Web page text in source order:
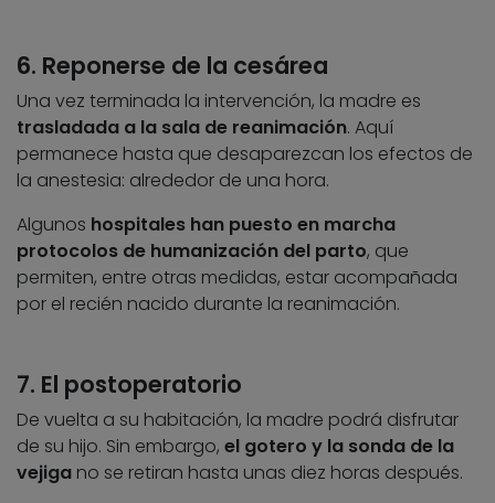
6. Reponerse de la cesárea
Una vez terminada la intervención, la madre es
trasladada a la sala de reanimación. Aquí
permanece hasta que desaparezcan los efectos de
la anestesia: alrededor de una hora.
Algunos hospitales han puesto en marcha
protocolos de humanización del parto, que
permiten, entre otras medidas, estar acompañada
por el recién nacido durante la reanimación.
7. El postoperatorio
De vuelta a su habitación, la madre podrá disfrutar
de su hijo. Sin embargo, el gotero y la sonda de la
vejiga no se retiran hasta unas diez horas después.